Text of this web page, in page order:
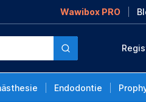
Wawibox PRO
Endodontie